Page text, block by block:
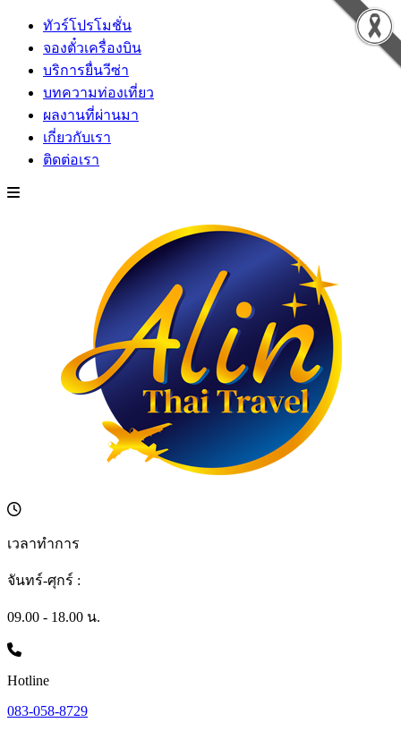
ทัวร์โปรโมชั่น
จองตั๋วเครื่องบิน
บริการยื่นวีซ่า
บทความท่องเที่ยว
ผลงานที่ผ่านมา
เกี่ยวกับเรา
ติดต่อเรา
เวลาทำการ
จันทร์-ศุกร์ :
09.00 - 18.00 น.
Hotline
083-058-8729